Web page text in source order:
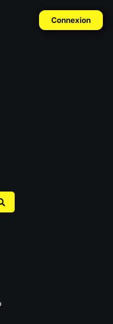
Connexion